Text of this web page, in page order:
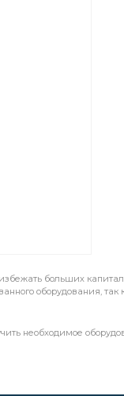
больших
оборудования,
необходимое